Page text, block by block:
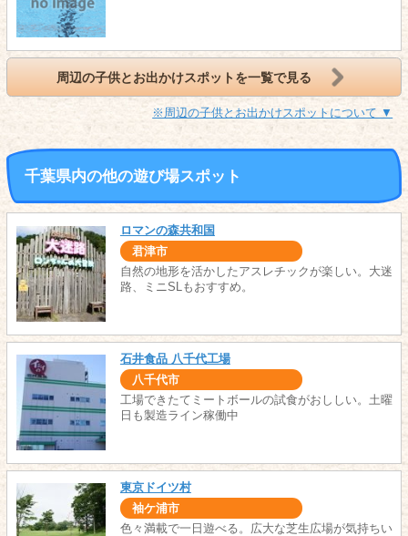
周辺の子供とお出かけスポットを一覧で見る
※周辺の子供とお出かけスポットについて ▼
千葉県内の他の遊び場スポット
ロマンの森共和国
君津市
自然の地形を活かしたアスレチックが楽しい。大迷
路、ミニSLもおすすめ。
石井食品 八千代工場
八千代市
工場できたてミートボールの試食がおししい。土曜
日も製造ライン稼働中
東京ドイツ村
袖ケ浦市
色々満載で一日遊べる。広大な芝生広場が気持ちい